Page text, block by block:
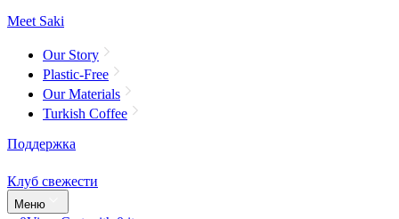
Meet Saki
Our Story
Plastic-Free
Our Materials
Turkish Coffee
Поддержка
Клуб свежести
Меню